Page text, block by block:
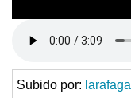
Subido por: larafaga